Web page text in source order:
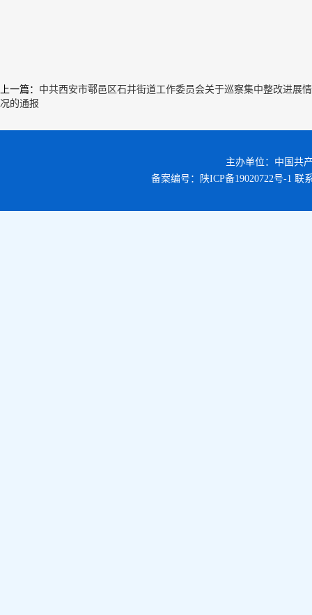
上一篇 ： 中共西安市鄠邑区石井街道工作委员会关于巡察集中整改进展情
况的通报
主办单位：中国共
备案编号：
陕ICP备19020722号-1 联